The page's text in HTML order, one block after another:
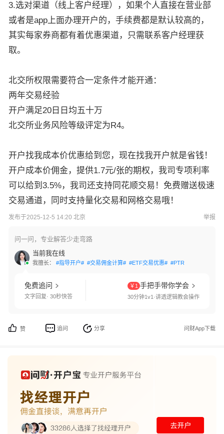
3.选对渠道（线上客户经理），如果个人直接在营业部
或者是app上面办理开户的，手续费都是默认较高的，
其实每家券商都有着优惠渠道，只需联系客户经理获
取。
北交所权限需要符合一定条件才能开通：
两年交易经验
开户满足20日日均五十万
北交所业务风险等级评定为R4。
开户找我成本价优惠给到您，现在找我开户就是省钱！
开户成本价佣金，提供1.7元/张的期权，我司专项利率
可以给到3.5%，我司还支持同花顺交易！免费赠送极速
交易通道，同时支持量化交易和网格交易哦！
发布于2025-12-5 14:20 北京 举报
问一问，专业解答少走弯路
当前我在线
我擅长： #指导开户# #交易佣金计算# #ETF交易优惠# #PTRade开通#
免费追问
文字回复· 30秒快答
￥1 手把手带你学会
30分钟1v1·讲透逻辑教会操作
赞 追问 分享 问财App下载